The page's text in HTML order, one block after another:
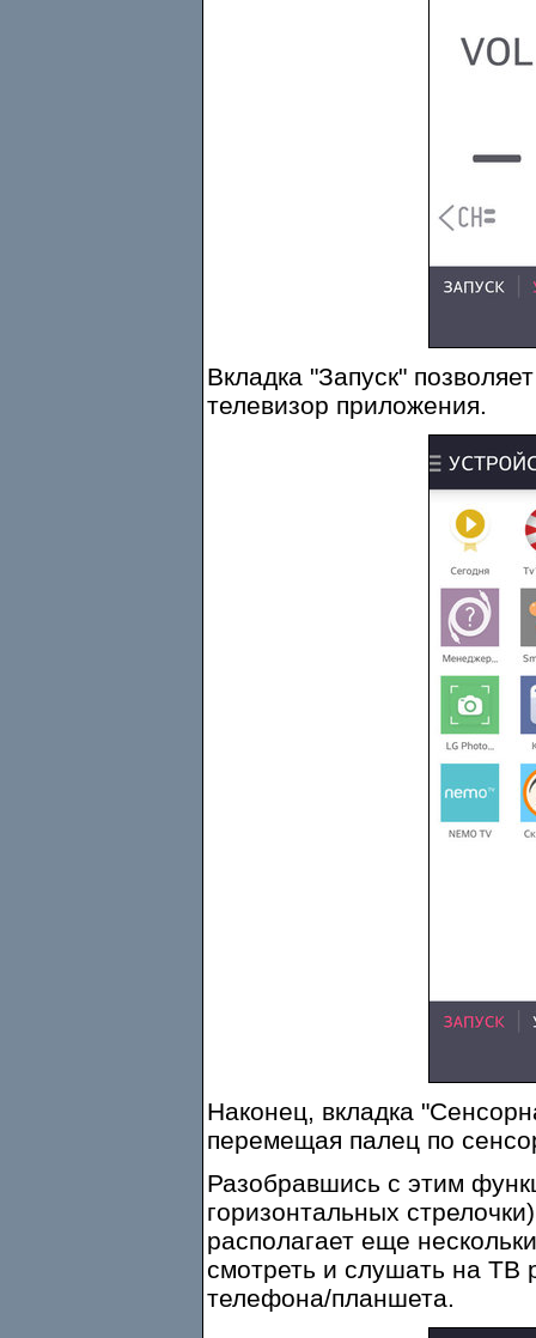
Вкладка "Запуск"
телевизор приложения.
Наконец, вкладка
перемещая палец по
Разобравшись с этим
горизонтальных
располагает еще
смотреть и слушать на ТВ
телефона/планшета.